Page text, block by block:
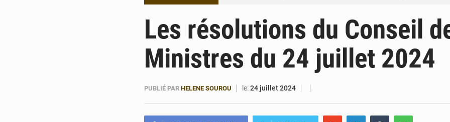
4 août 2026 FÉBÉBOXE : la gouvernance, premier combat de la
3 août 2026 Valse des entraîneurs en Première Division
Les résolutions du Conseil
Ministres du 24 juillet 2024
PUBLIÉ PAR HELENE SOUROU le:24 juillet 2024